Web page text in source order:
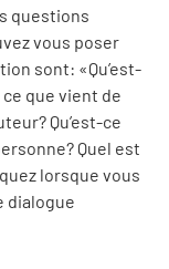
questions
vous poser
sont: «Qu’est-
ce que vient de
Qu’est-ce
Quel est
lorsque vous
dialogue